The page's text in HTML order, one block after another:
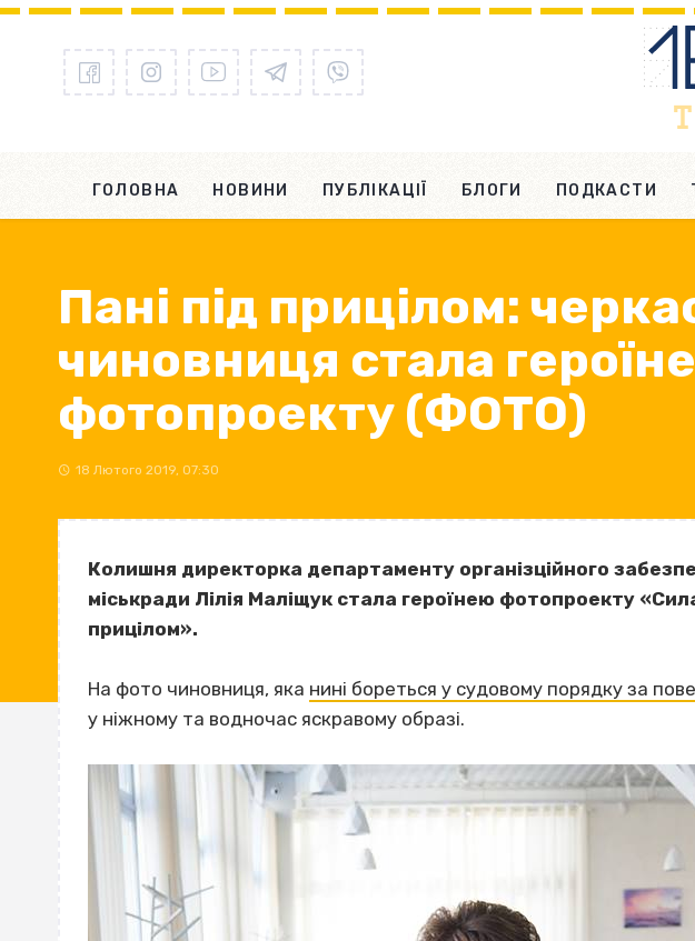
ГОЛОВНА НОВИНИ ПУБЛІКАЦІЇ БЛОГИ ПОДКАСТИ
Пані під прицілом:
чиновниця стала
фотопроекту (ФОТО)
18 Лютого 2019, 07:30
Колишня директорка департаменту організційного
міськради Лілія Маліщук стала героїнею фотопроекту
прицілом».
На фото чиновниця, яка нині бореться у судовому порядку за
у ніжному та водночас яскравому образі.